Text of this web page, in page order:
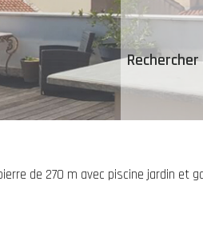
Rechercher
de 270 m avec piscine jardin et